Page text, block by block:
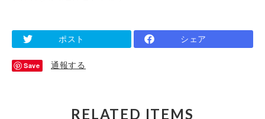
ポスト シェア
Save 通報する
RELATED ITEMS